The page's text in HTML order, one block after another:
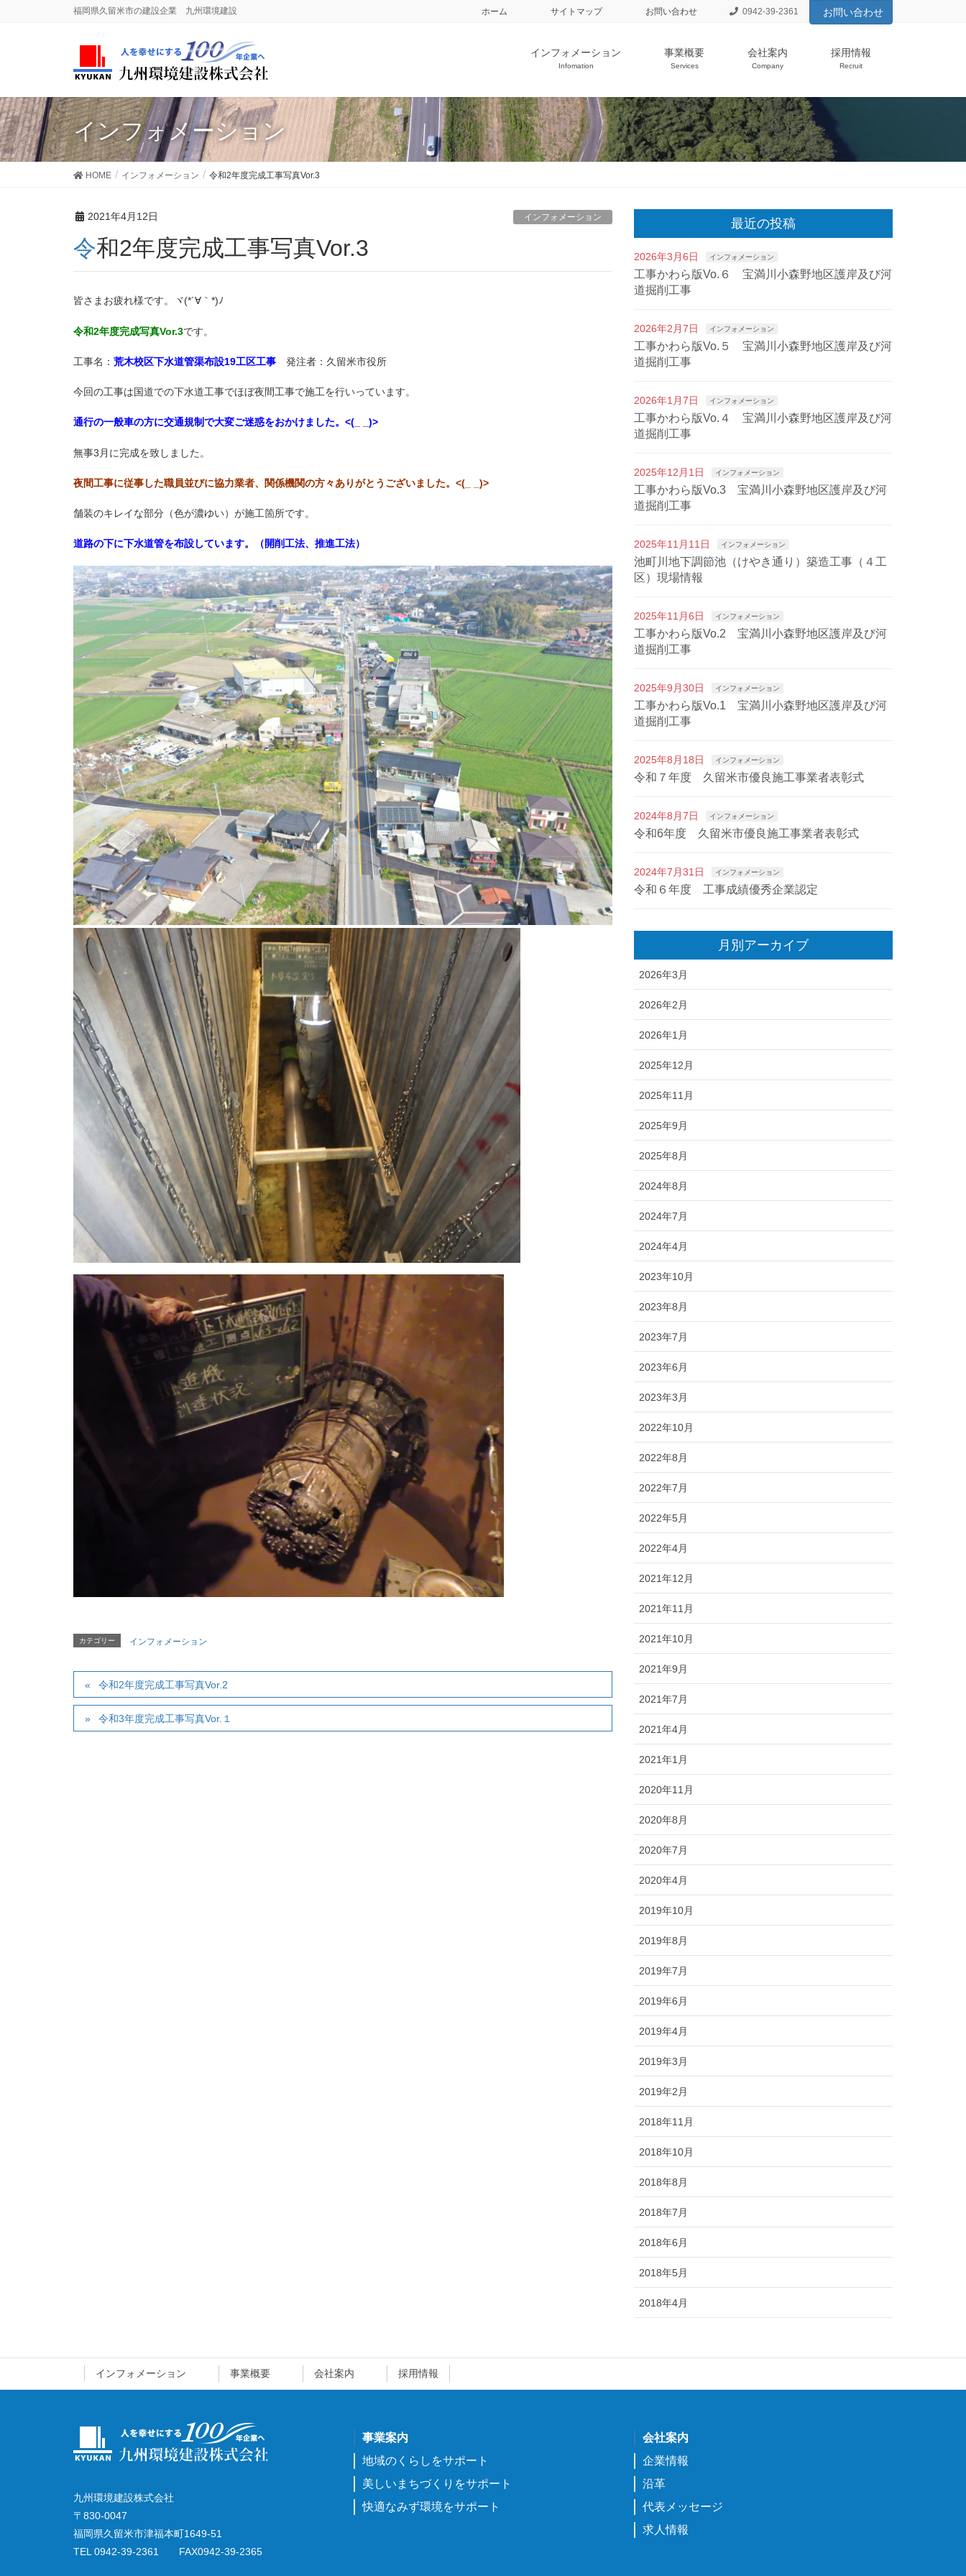
福岡県久留米市の建設企業 九州環境建設 ホーム サイトマップ お問い合わせ 0942-39-2361 お問い合わせ
インフォメーション
Infomation
事業概要
Services
会社案内
Company
採用情報
Recruit
インフォメーション
HOME インフォメーション 令和2年度完成工事写真Vor.3
2021年4月12日 インフォメーション
令和2年度完成工事写真Vor.3
皆さまお疲れ様です。ヾ(*´∀｀*)ﾉ
令和2年度完成写真Vor.3です。
工事名： 荒木校区下水道管渠布設19工区工事 発注者：久留米市役所
今回の工事は国道での下水道工事でほぼ夜間工事で施工を行いっています。
通行の一般車の方に交通規制で大変ご迷惑をおかけました。<(_ _)>
無事3月に完成を致しました。
夜間工事に従事した職員並びに協力業者、関係機関の方々ありがとうございました。<(_ _)>
舗装のキレイな部分（色が濃ゆい）が施工箇所です。
道路の下に下水道管を布設しています。（開削工法、推進工法）
カテゴリー インフォメーション
令和2年度完成工事写真Vor.2
令和3年度完成工事写真Vor.１
最近の投稿
2026年3月6日 インフォメーション
工事かわら版Vo.６ 宝満川小森野地区護岸及び河
道掘削工事
2026年2月7日 インフォメーション
工事かわら版Vo.５ 宝満川小森野地区護岸及び河
道掘削工事
2026年1月7日 インフォメーション
工事かわら版Vo.４ 宝満川小森野地区護岸及び河
道掘削工事
2025年12月1日 インフォメーション
工事かわら版Vo.3 宝満川小森野地区護岸及び河
道掘削工事
2025年11月11日 インフォメーション
池町川地下調節池（けやき通り）築造工事（４工
区）現場情報
2025年11月6日 インフォメーション
工事かわら版Vo.2 宝満川小森野地区護岸及び河
道掘削工事
2025年9月30日 インフォメーション
工事かわら版Vo.1 宝満川小森野地区護岸及び河
道掘削工事
2025年8月18日 インフォメーション
令和７年度 久留米市優良施工事業者表彰式
2024年8月7日 インフォメーション
令和6年度 久留米市優良施工事業者表彰式
2024年7月31日 インフォメーション
令和６年度 工事成績優秀企業認定
月別アーカイブ
2026年3月
2026年2月
2026年1月
2025年12月
2025年11月
2025年9月
2025年8月
2024年8月
2024年7月
2024年4月
2023年10月
2023年8月
2023年7月
2023年6月
2023年3月
2022年10月
2022年8月
2022年7月
2022年5月
2022年4月
2021年12月
2021年11月
2021年10月
2021年9月
2021年7月
2021年4月
2021年1月
2020年11月
2020年8月
2020年7月
2020年4月
2019年10月
2019年8月
2019年7月
2019年6月
2019年4月
2019年3月
2019年2月
2018年11月
2018年10月
2018年8月
2018年7月
2018年6月
2018年5月
2018年4月
インフォメーション 事業概要 会社案内 採用情報
九州環境建設株式会社
〒830-0047
福岡県久留米市津福本町1649-51
TEL 0942-39-2361 FAX0942-39-2365
事業案内
地域のくらしをサポート
美しいまちづくりをサポート
快適なみず環境をサポート
会社案内
企業情報
沿革
代表メッセージ
求人情報